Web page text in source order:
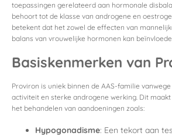
toepassingen gerelateerd aan hormonale
behoort tot de klasse van androgene en
betekent dat het zowel de effecten van
balans van vrouwelijke hormonen kan
Basiskenmerken van
Proviron is uniek binnen de AAS-familie vanwege
activiteit en sterke androgene werking. Dit maakt
het behandelen van aandoeningen zoals:
Hypogonadisme: Een tekort aan